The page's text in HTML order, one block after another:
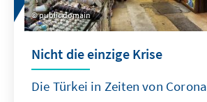
public domain
Nicht die einzige Krise
Die Türkei in Zeiten von Corona